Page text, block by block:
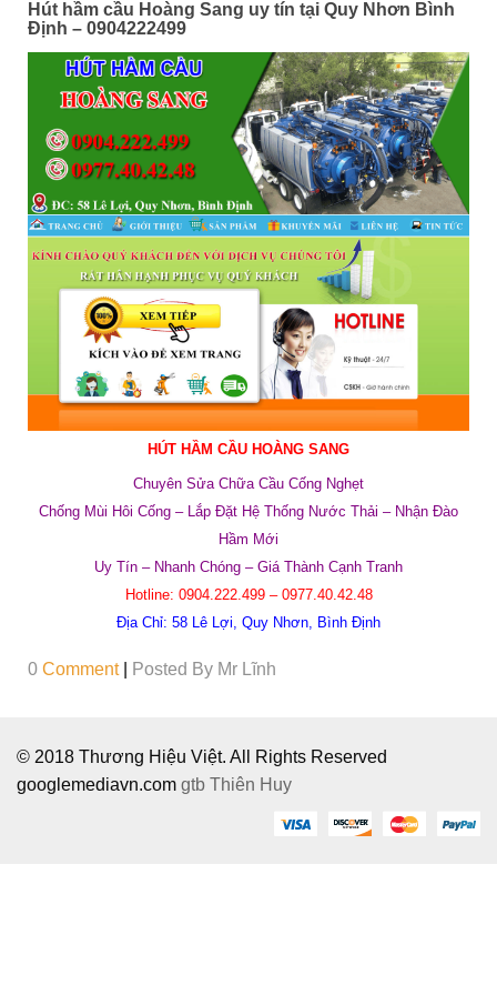
Hút hầm cầu Hoàng Sang uy tín tại Quy Nhơn Bình
Định – 0904222499
HÚT HẦM CẦU HOÀNG SANG
Chuyên Sửa Chữa Cầu Cống Nghẹt
Chống Mùi Hôi Cống – Lắp Đặt Hệ Thống Nước Thải – Nhận Đào
Hầm Mới
Uy Tín – Nhanh Chóng – Giá Thành Cạnh Tranh
Hotline: 0904.222.499 – 0977.40.42.48
Địa Chỉ: 58 Lê Lợi, Quy Nhơn, Bình Định
0 Comment Posted By Mr Lĩnh
© 2018 Thương Hiệu Việt. All Rights Reserved
googlemediavn.com gtb Thiên Huy